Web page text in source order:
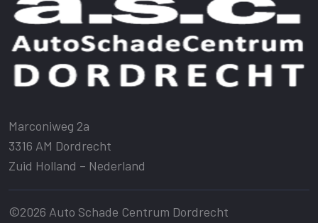
Marconiweg 2a
3316 AM Dordrecht
Zuid Holland – Nederland
©2026 Auto Schade Centrum Dordrecht